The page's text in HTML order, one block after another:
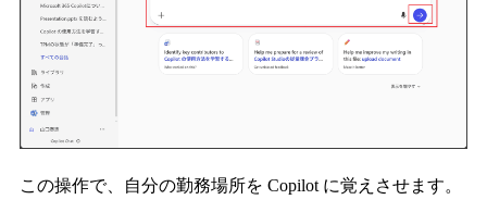
この操作で、自分の勤務場所を Copilot に覚えさせます。